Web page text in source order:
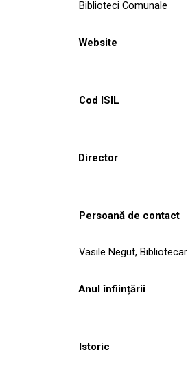
Biblioteci Comunale
Website
Cod ISIL
Director
Persoană de contact
Vasile Negut, Bibliotecar
Anul înființării
Istoric